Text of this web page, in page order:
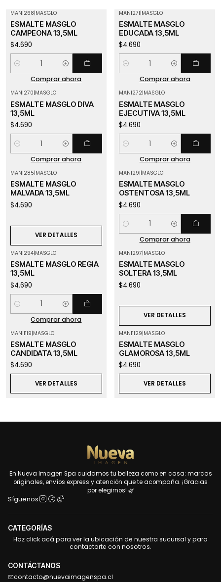
MANI268|MASGLO
ESMALTE MASGLO
CAMPEONA 13,5ML
$4.690
Cantidad
Comprar ahora
MANI271|MASGLO
ESMALTE MASGLO
EDUCADA 13,5ML
$4.690
Cantidad
Comprar ahora
MANI270|MASGLO
ESMALTE MASGLO DIVA
13,5ML
$4.690
Cantidad
Comprar ahora
MANI272|MASGLO
ESMALTE MASGLO
EJECUTIVA 13,5ML
$4.690
Cantidad
Comprar ahora
MANI285|MASGLO
ESMALTE MASGLO
MALVADA 13,5ML
$4.690
VER DETALLES
MANI291|MASGLO
ESMALTE MASGLO
OSTENTOSA 13,5ML
$4.690
Cantidad
Comprar ahora
MANI294|MASGLO
ESMALTE MASGLO REGIA
13,5ML
$4.690
Cantidad
Comprar ahora
MANI297|MASGLO
ESMALTE MASGLO
SOLTERA 13,5ML
$4.690
VER DETALLES
MANI1119|MASGLO
ESMALTE MASGLO
CANDIDATA 13,5ML
$4.690
VER DETALLES
MANI1129|MASGLO
ESMALTE MASGLO
GLAMOROSA 13,5ML
$4.690
VER DETALLES
En Nueva Imagen Spa cuidamos tu belleza como en casa: marcas
originales, envíos express y atención que te acompaña. ¡Gracias
por elegirnos! 🌿
Síguenos
CATEGORÍAS
Haz click acá para ver la ubicación de nuestra sucursal y para
contactarte con nosotros.
CONTÁCTANOS
contacto@nuevaimagenspa.cl